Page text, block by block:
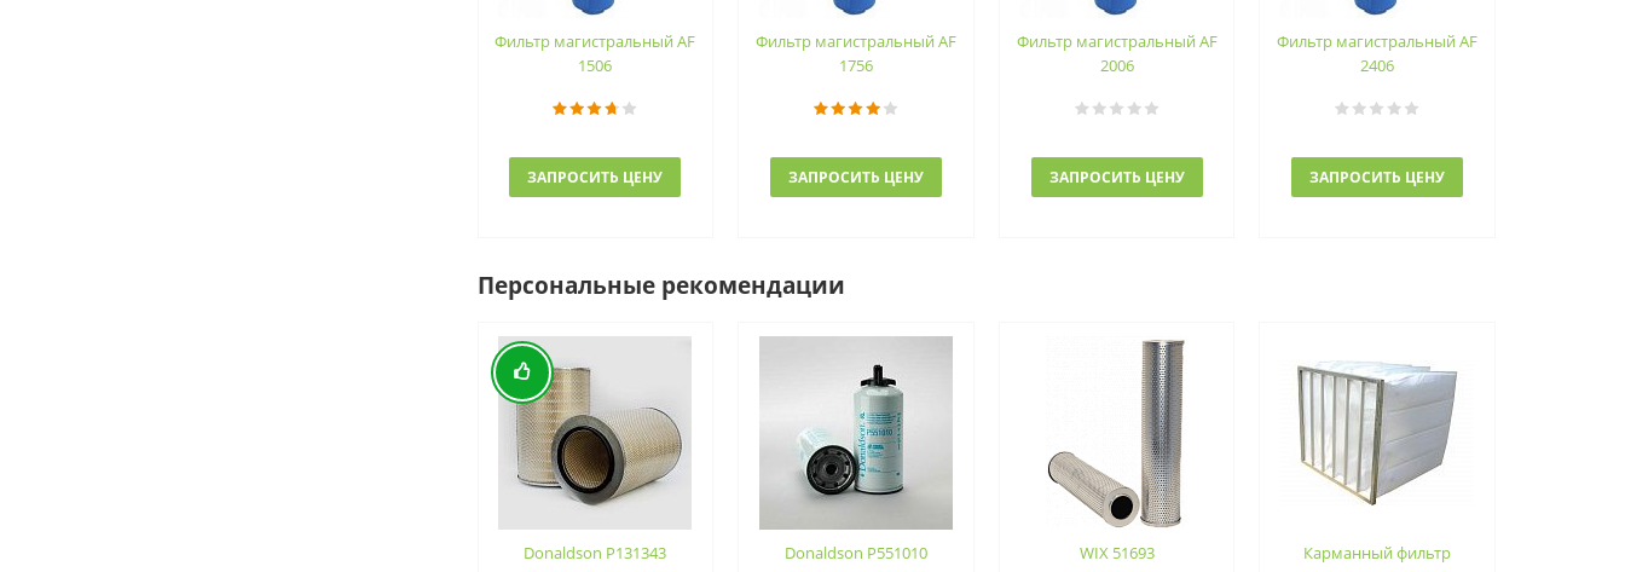
Фильтр магистральный AF
1506
ЗАПРОСИТЬ ЦЕНУ
Фильтр магистральный AF
1756
ЗАПРОСИТЬ ЦЕНУ
Фильтр магистральный AF
2006
ЗАПРОСИТЬ ЦЕНУ
Фильтр магистральный AF
2406
ЗАПРОСИТЬ ЦЕНУ
Персональные рекомендации
Donaldson P131343 Donaldson P551010 WIX 51693
Карманный фильтр